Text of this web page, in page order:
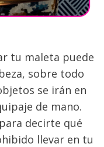
tu maleta puede
sobre todo
se irán en
de mano.
decirte qué
llevar en tu